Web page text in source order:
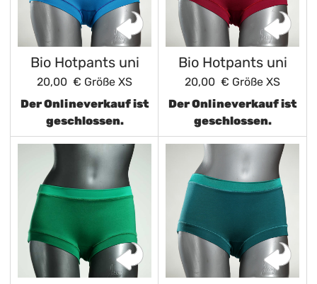
Bio Hotpants uni
20,00 € Größe XS
Der Onlineverkauf ist
geschlossen.
Bio Hotpants uni
20,00 € Größe XS
Der Onlineverkauf ist
geschlossen.